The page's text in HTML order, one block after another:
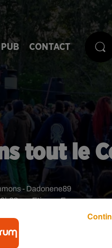
PUB CONTACT
tout le
par Etienne Escuer
- Dadonene89